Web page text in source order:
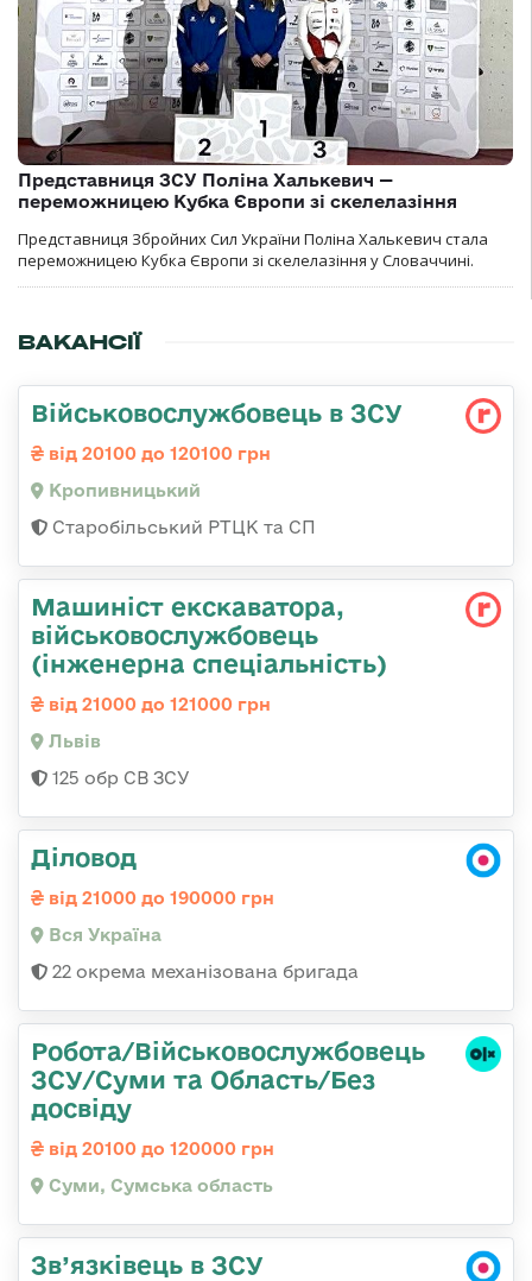
Представниця ЗСУ Поліна Халькевич —
переможницею Кубка Європи зі скелелазіння
Представниця Збройних Сил України Поліна Халькевич стала
переможницею Кубка Європи зі скелелазіння у Словаччині.
ВАКАНСІЇ
Військовослужбовець в ЗСУ
від 20100 до 120100 грн
Кропивницький
Старобільський РТЦК та СП
Машиніст екскаватора,
військовослужбовець
(інженерна спеціальність)
від 21000 до 121000 грн
Львів
125 обр СВ ЗСУ
Діловод
від 21000 до 190000 грн
Вся Україна
22 окрема механізована бригада
Робота/Військовослужбовець
ЗСУ/Суми та Область/Без
досвіду
від 20100 до 120000 грн
Суми, Сумська область
Зв’язківець в ЗСУ